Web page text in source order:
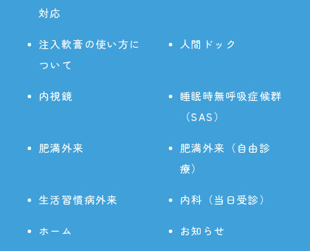
対応
注入軟膏の使い方に
ついて
人間ドック
内視鏡
睡眠時無呼吸症候群
（SAS）
肥満外来
肥満外来（自由診
療）
生活習慣病外来 内科（当日受診）
ホーム お知らせ